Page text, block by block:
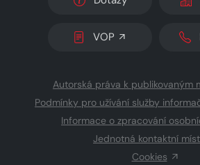
VOP
Autorská práva k publikovaným
Podmínky pro užívání služby
Informace o zpracování
Jednotná kontaktní
Cookies